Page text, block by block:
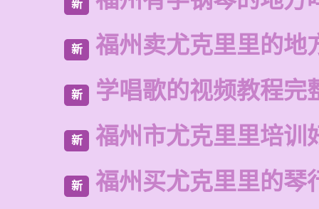
新
新 福州卖尤克里里的地
新 学唱歌的视频教程完
新 福州市尤克里里培训
新 福州买尤克里里的琴